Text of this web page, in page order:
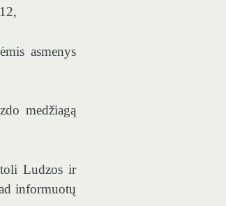
asmenys
medžiagą
Ludzos ir
informuotų